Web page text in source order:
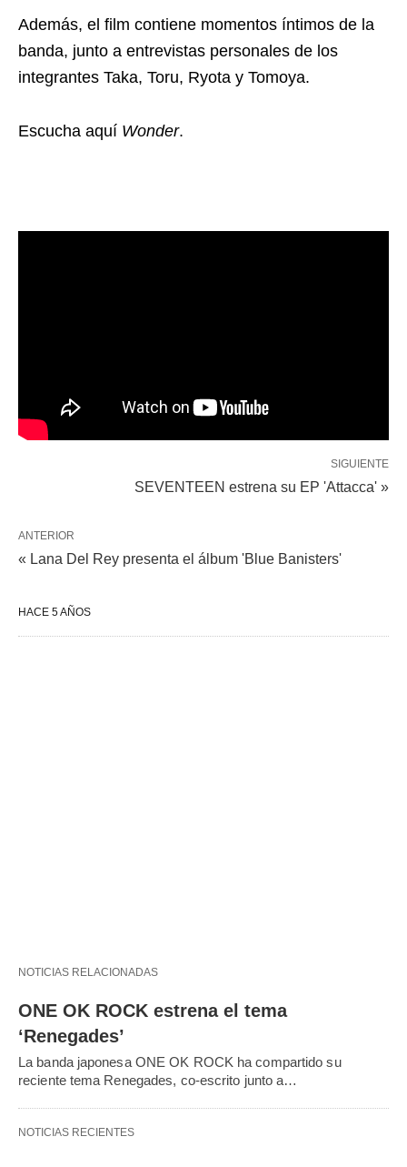
Además, el film contiene momentos íntimos de la
banda, junto a entrevistas personales de los
integrantes Taka, Toru, Ryota y Tomoya.
Escucha aquí Wonder.
SIGUIENTE
SEVENTEEN estrena su EP 'Attacca' »
ANTERIOR
« Lana Del Rey presenta el álbum 'Blue Banisters'
HACE 5 AÑOS
NOTICIAS RELACIONADAS
ONE OK ROCK estrena el tema
‘Renegades’
La banda japonesa ONE OK ROCK ha compartido su
reciente tema Renegades, co-escrito junto a…
NOTICIAS RECIENTES